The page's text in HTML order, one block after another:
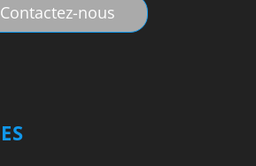
Contactez-nous